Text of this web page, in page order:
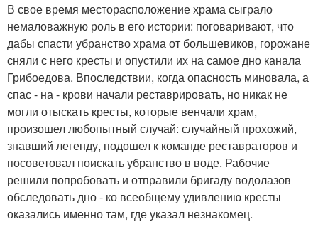
В свое время месторасположение храма сыграло
немаловажную роль в его истории: поговаривают, что
дабы спасти убранство храма от большевиков, горожане
сняли с него кресты и опустили их на самое дно канала
Грибоедова. Впоследствии, когда опасность миновала, а
спас - на - крови начали реставрировать, но никак не
могли отыскать кресты, которые венчали храм,
произошел любопытный случай: случайный прохожий,
знавший легенду, подошел к команде реставраторов и
посоветовал поискать убранство в воде. Рабочие
решили попробовать и отправили бригаду водолазов
обследовать дно - ко всеобщему удивлению кресты
оказались именно там, где указал незнакомец.